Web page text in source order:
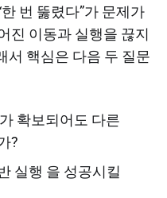
번 뚫렸다”가 문제가
진 이동과 실행을 끊지
서 핵심은 다음 두 질문
확보되어도 다른
?
실행 을 성공시킬